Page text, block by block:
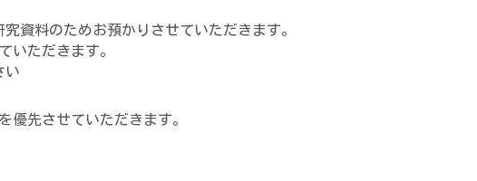
資料のためお預かりさせていただきます。
いただきます。
い
先させていただきます。